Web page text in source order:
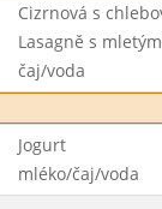
Cizrnová s
Lasagně s
čaj/voda
Jogurt
mléko/čaj/voda